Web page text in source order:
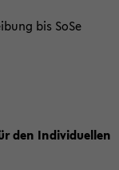
bis SoSe
den Individuellen